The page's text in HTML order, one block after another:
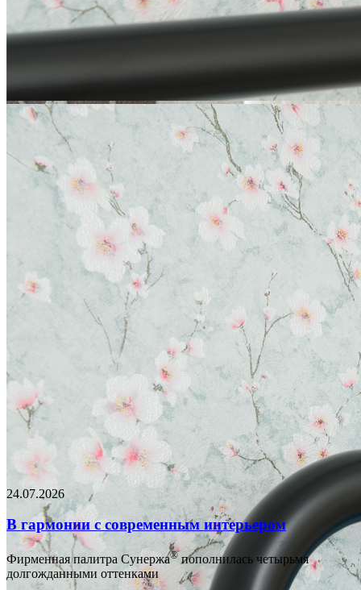
24.07.2026
В гармонии с современным интерьером
Фирменная палитра Сунержа® пополнилась четырьмя
долгожданными оттенками